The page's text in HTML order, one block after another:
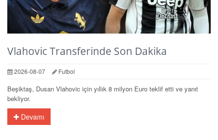
Vlahovic Transferinde Son Dakika
2026-08-07 Futbol
Beşiktaş, Dusan Vlahovic için yıllık 8 milyon Euro teklif etti ve yanıt
bekliyor.
Devamı